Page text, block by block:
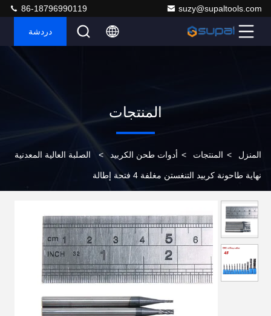
suzy@supaltools.com
86-18796990119
دردشة
المنتجات
المنزل > المنتجات > أدوات طحن الكربيد > الصلبة العالية المعدنية
نهاية طاحونة كربيد التنغستن مغلفة 4 فتحة إطالة